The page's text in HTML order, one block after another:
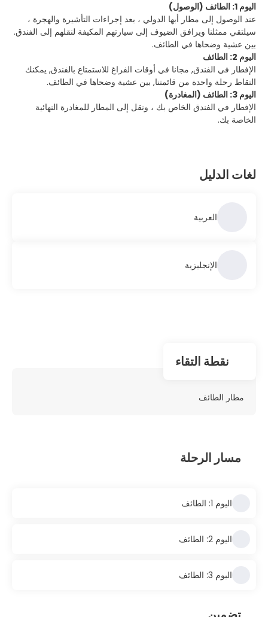
اليوم 1: الطائف (الوصول)
عند الوصول إلى مطار أبها الدولي ، بعد إجراءات التأشيرة والهجرة ،
سيلتقي ممثلنا ويرافق الضيوف إلى سيارتهم المكيفة لنقلهم إلى الفندق.
بين عشية وضحاها في الطائف.
اليوم 2: الطائف
الإفطار في الفندق, مجانا في أوقات الفراغ للاستمتاع بالفندق, يمكنك
التقاط رحلة واحدة من قائمتنا, بين عشية وضحاها في الطائف.
اليوم 3: الطائف (المغادرة)
الإفطار في الفندق الخاص بك ، ونقل إلى المطار للمغادرة النهائية
الخاصة بك.
لغات الدليل
العربية
الإنجليزية
نقطة التقاء
مطار الطائف
مسار الرحلة
اليوم 1: الطائف
اليوم 2: الطائف
اليوم 3: الطائف